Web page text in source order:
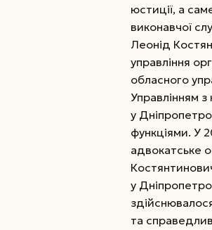
юстиції, а
виконавчої
Леонід
управління
обласного
Управлінням
у
функціями. У
адвокатське
у
та